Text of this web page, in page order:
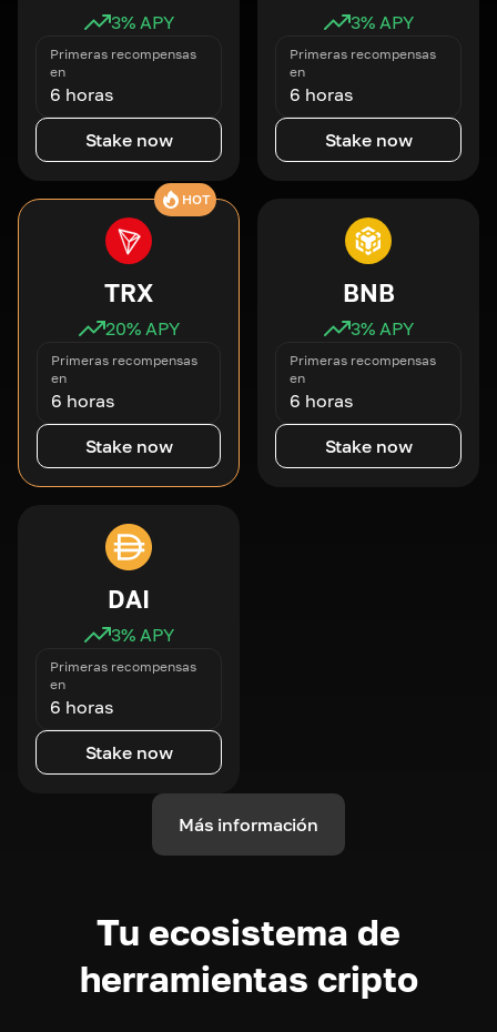
3% APY
Primeras recompensas
en
6 horas
Stake now
3% APY
Primeras recompensas
en
6 horas
Stake now
HOT
TRX
20% APY
Primeras recompensas
en
6 horas
Stake now
BNB
3% APY
Primeras recompensas
en
6 horas
Stake now
DAI
3% APY
Primeras recompensas
en
6 horas
Stake now
Más información
Tu ecosistema de
herramientas cripto